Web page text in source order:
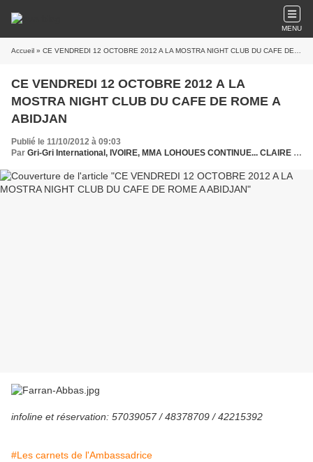
MENU
Accueil » CE VENDREDI 12 OCTOBRE 2012 A LA MOSTRA NIGHT CLUB DU CAFE DE ROME A ABIDJAN
CE VENDREDI 12 OCTOBRE 2012 A LA
MOSTRA NIGHT CLUB DU CAFE DE ROME A
ABIDJAN
Publié le 11/10/2012 à 09:03
Par Gri-Gri International, IVOIRE, MMA LOHOUES CONTINUE... CLAIRE BAHI, RICO AMAJ, MOLARE, BEBI PHILIP, OURFA LE LOUP, Ma solange Oussou,
infoline et réservation: 57039057 / 48378709 / 42215392
#Les carnets de l'Ambassadrice